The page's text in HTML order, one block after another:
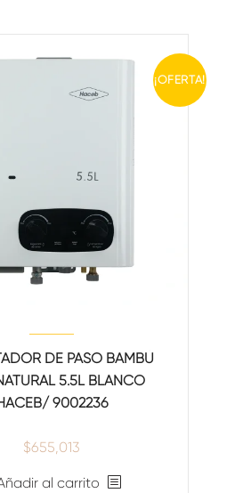
¡OFERTA!
DE PASO BAMBÚ
5.5L BLANCO
9002236
$655,013
al carrito